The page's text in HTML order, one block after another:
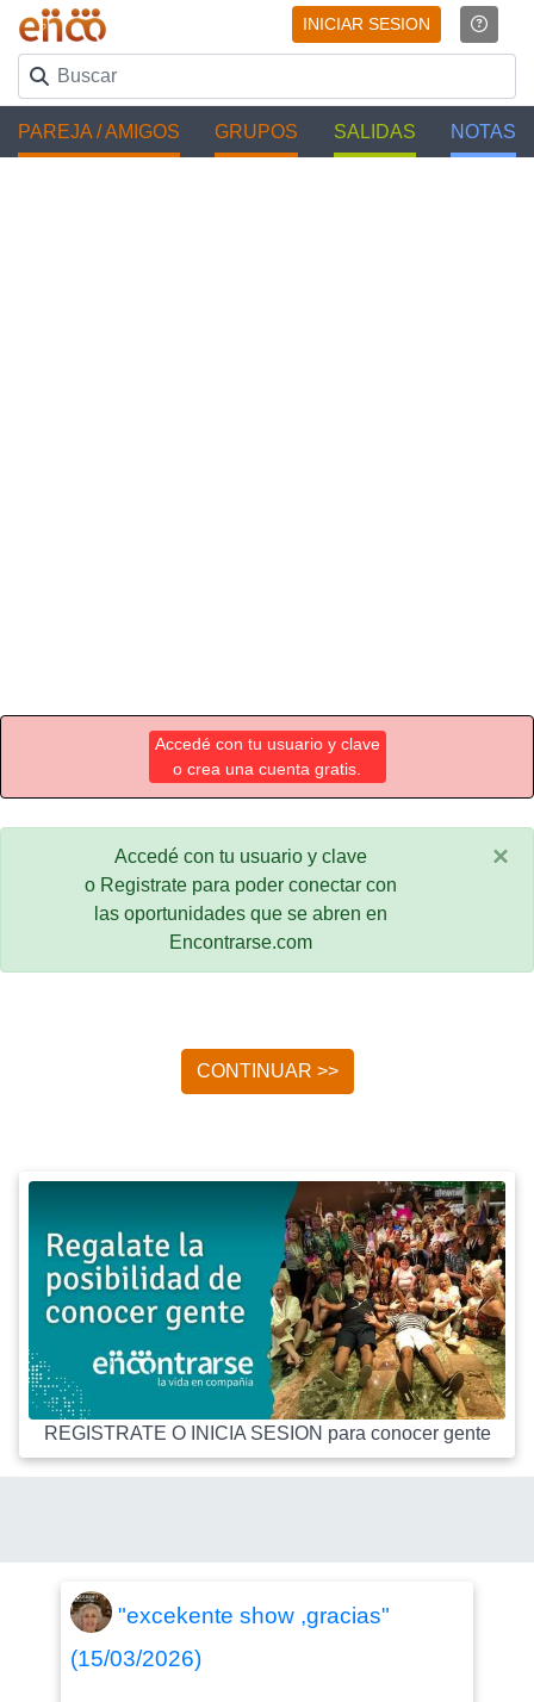
INICIAR SESION
PAREJA / AMIGOS GRUPOS SALIDAS NOTAS
Accedé con tu usuario y clave
o crea una cuenta gratis.
Accedé con tu usuario y clave
o Registrate para poder conectar con
las oportunidades que se abren en
Encontrarse.com
×
CONTINUAR >>
REGISTRATE O INICIA SESION para conocer gente
"excekente show ,gracias"
(15/03/2026)